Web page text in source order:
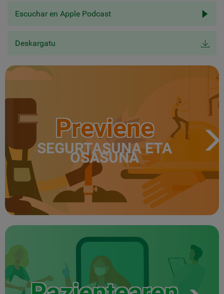
Escuchar en Apple Podcast
Deskargatu
Previene
SEGURTASUNA ETA
OSASUNA